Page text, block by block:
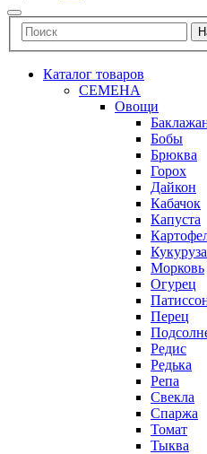
Каталог товаров
СЕМЕНА
Овощи
Бобы
Брюква
Горох
Дайкон
Кабачок
Капуста
Кукуруза
Морковь
Огурец
Перец
Редис
Редька
Репа
Свекла
Спаржа
Томат
Тыква